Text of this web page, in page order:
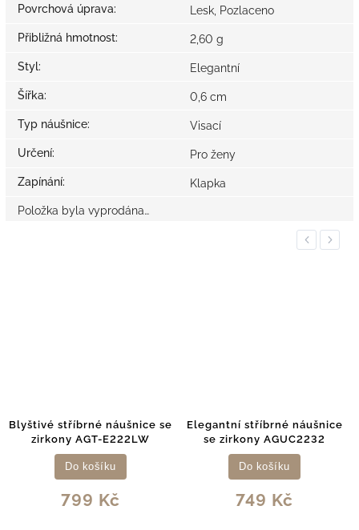
Povrchová úprava: Lesk, Pozlaceno
Přibližná hmotnost: 2,60 g
Styl: Elegantní
Šířka: 0,6 cm
Typ náušnice: Visací
Určení: Pro ženy
Zapínání: Klapka
Položka byla vyprodána…
Previous
Blyštivé stříbrné náušnice se
zirkony AGT-E222LW
799 Kč
Do košíku
Elegantní stříbrné náušnice
se zirkony AGUC2232
749 Kč
Do košíku
Next